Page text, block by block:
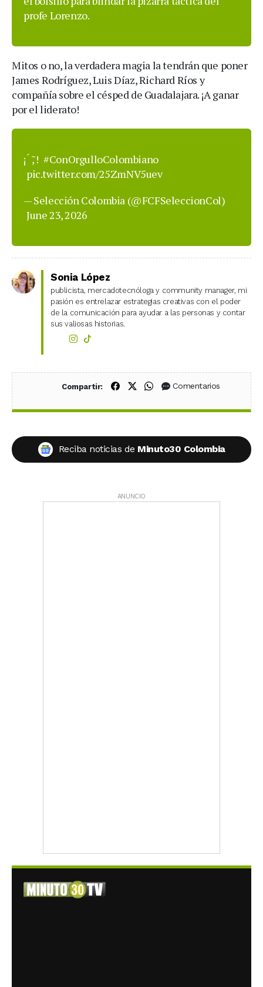
profe Lorenzo.
Mitos o no, la verdadera magia la tendrán que poner
James Rodríguez, Luis Díaz, Richard Ríos y
compañía sobre el césped de Guadalajara. ¡A ganar
por el liderato!
¡ ́ ̃, ! #ConOrgulloColombiano
pic.twitter.com/25ZmNV5uev
— Selección Colombia (@FCFSeleccionCol)
June 23, 2026
Sonia López
publicista, mercadotecnóloga y community manager, mi
pasión es entrelazar estrategias creativas con el poder
de la comunicación para ayudar a las personas y contar
sus valiosas historias.
Compartir: Compartir en Facebook
Compartir en X (Twitter)
Compartir en WhatsApp
Comentarios
Reciba noticias de Minuto30 Colombia
ANUNCIO